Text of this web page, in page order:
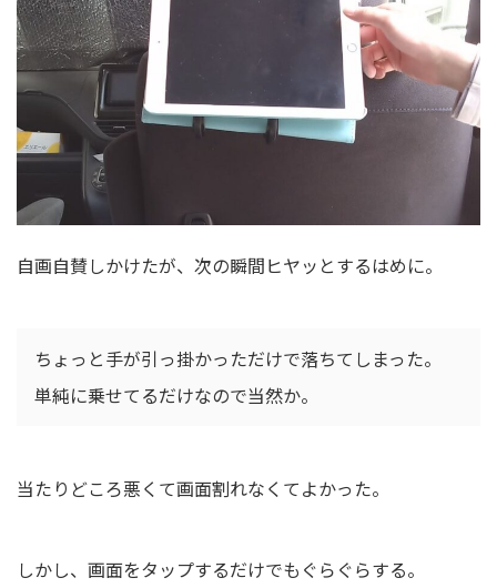
自画自賛しかけたが、次の瞬間ヒヤッとするはめに。
ちょっと手が引っ掛かっただけで落ちてしまった。
単純に乗せてるだけなので当然か。
当たりどころ悪くて画面割れなくてよかった。
しかし、画面をタップするだけでもぐらぐらする。